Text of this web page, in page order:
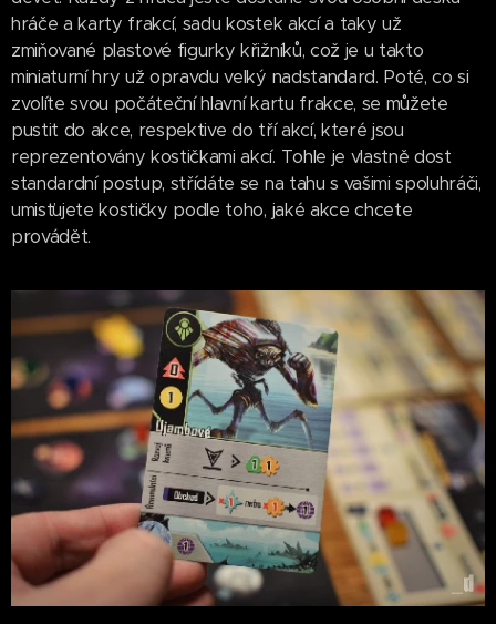
hráče a karty frakcí, sadu kostek akcí a taky už
zmiňované plastové figurky křižníků, což je u takto
miniaturní hry už opravdu velký nadstandard. Poté, co si
zvolíte svou počáteční hlavní kartu frakce, se můžete
pustit do akce, respektive do tří akcí, které jsou
reprezentovány kostičkami akcí. Tohle je vlastně dost
standardní postup, střídáte se na tahu s vašimi spoluhráči,
umisťujete kostičky podle toho, jaké akce chcete
provádět.